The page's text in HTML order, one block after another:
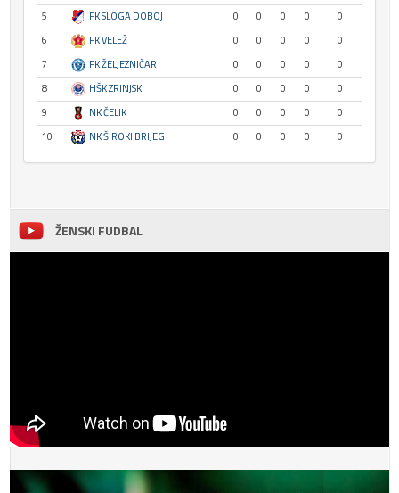
5
FK SLOGA DOBOJ 0 0 0 0
0
6
FK VELEŽ 0 0 0 0
0
7
FK ŽELJEZNIČAR 0 0 0 0
0
8
HŠK ZRINJSKI 0 0 0 0
0
9
NK ČELIK 0 0 0 0
0
10
NK ŠIROKI BRIJEG 0 0 0 0 0
ŽENSKI FUDBAL